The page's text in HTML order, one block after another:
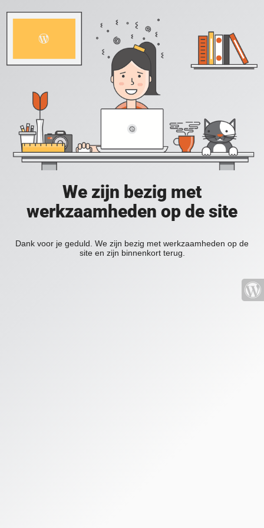
We zijn bezig met
werkzaamheden op de site
Dank voor je geduld. We zijn bezig met werkzaamheden op de
site en zijn binnenkort terug.